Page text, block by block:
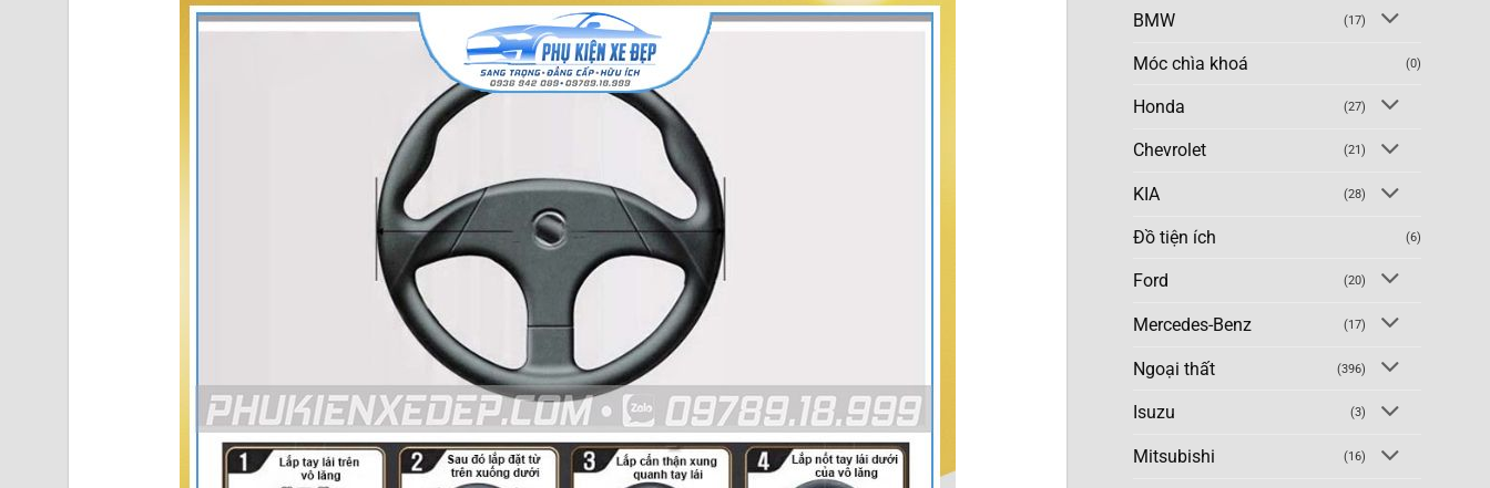
BMW (17)
Móc chìa khoá (0)
Honda (27)
Chevrolet (21)
KIA (28)
Đồ tiện ích (6)
Ford (20)
Mercedes-Benz (17)
Ngoại thất (396)
Isuzu (3)
Mitsubishi (16)